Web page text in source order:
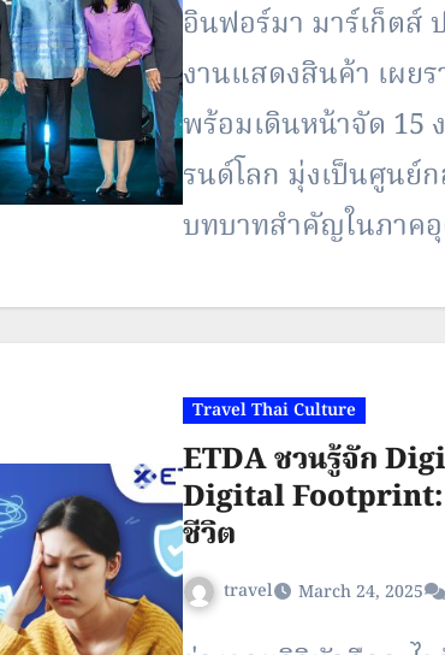
อินฟอร์มา มาร์เก็ตส์
งานแสดงสินค้า เผย
พร้อมเดินหน้าจัด 15
รนด์โลก มุ่งเป็นศูนย์
บทบาทสำคัญในภาคอุ
เทคโนโลยี และพฤติก
การพัฒนางานแสดง
Travel Thai Culture
ETDA ชวนรู้จัก
Digital Footprint:
ชีวิต
travel March 24, 2025